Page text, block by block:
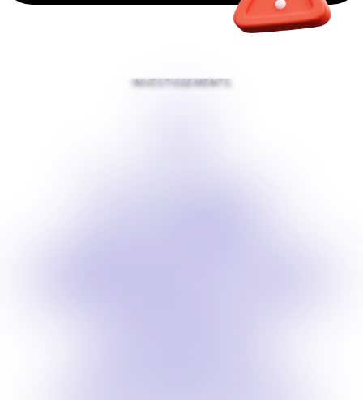
INVESTISSEMENTS
0, nous